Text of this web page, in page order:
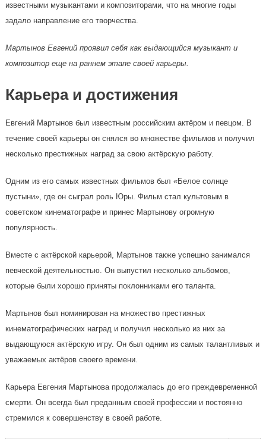
известными музыкантами и композиторами, что на многие годы
задало направление его творчества.
Мартынов Евгений проявил себя как выдающийся музыкант и
композитор еще на раннем этапе своей карьеры.
Карьера и достижения
Евгений Мартынов был известным российским актёром и певцом. В
течение своей карьеры он снялся во множестве фильмов и получил
несколько престижных наград за свою актёрскую работу.
Одним из его самых известных фильмов был «Белое солнце
пустыни», где он сыграл роль Юры. Фильм стал культовым в
советском кинематографе и принес Мартынову огромную
популярность.
Вместе с актёрской карьерой, Мартынов также успешно занимался
певческой деятельностью. Он выпустил несколько альбомов,
которые были хорошо приняты поклонниками его таланта.
Мартынов был номинирован на множество престижных
кинематографических наград и получил несколько из них за
выдающуюся актёрскую игру. Он был одним из самых талантливых и
уважаемых актёров своего времени.
Карьера Евгения Мартынова продолжалась до его преждевременной
смерти. Он всегда был преданным своей профессии и постоянно
стремился к совершенству в своей работе.